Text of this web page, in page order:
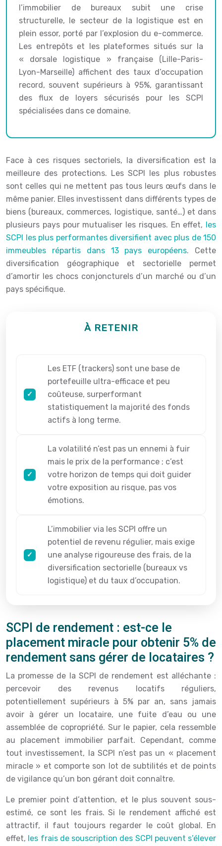
l’immobilier de bureaux subit une crise
structurelle, le secteur de la logistique est en
plein essor, porté par l’explosion du e-commerce.
Les entrepôts et les plateformes situés sur la
« dorsale logistique » française (Lille-Paris-
Lyon-Marseille) affichent des taux d’occupation
record, souvent supérieurs à 95%, garantissant
des flux de loyers sécurisés pour les SCPI
spécialisées dans ce domaine.
Face à ces risques sectoriels, la diversification est la
meilleure des protections. Les SCPI les plus robustes
sont celles qui ne mettent pas tous leurs œufs dans le
même panier. Elles investissent dans différents types de
biens (bureaux, commerces, logistique, santé…) et dans
plusieurs pays pour mutualiser les risques. En effet, les
SCPI les plus performantes diversifient avec plus de 150
immeubles répartis dans 13 pays européens. Cette
diversification géographique et sectorielle permet
d’amortir les chocs conjoncturels d’un marché ou d’un
pays spécifique.
À RETENIR
Les ETF (trackers) sont une base de
portefeuille ultra-efficace et peu
coûteuse, surperformant
statistiquement la majorité des fonds
actifs à long terme.
La volatilité n’est pas un ennemi à fuir
mais le prix de la performance ; c’est
votre horizon de temps qui doit guider
votre exposition au risque, pas vos
émotions.
L’immobilier via les SCPI offre un
potentiel de revenu régulier, mais exige
une analyse rigoureuse des frais, de la
diversification sectorielle (bureaux vs
logistique) et du taux d’occupation.
SCPI de rendement : est-ce le
placement miracle pour obtenir 5% de
rendement sans gérer de locataires ?
La promesse de la SCPI de rendement est alléchante :
percevoir des revenus locatifs réguliers,
potentiellement supérieurs à 5% par an, sans jamais
avoir à gérer un locataire, une fuite d’eau ou une
assemblée de copropriété. Sur le papier, cela ressemble
au placement immobilier parfait. Cependant, comme
tout investissement, la SCPI n’est pas un « placement
miracle » et comporte son lot de subtilités et de points
de vigilance qu’un bon gérant doit connaître.
Le premier point d’attention, et le plus souvent sous-
estimé, ce sont les frais. Si le rendement affiché est
attractif, il faut toujours regarder le coût global. En
effet, les frais de souscription des SCPI peuvent s’élever